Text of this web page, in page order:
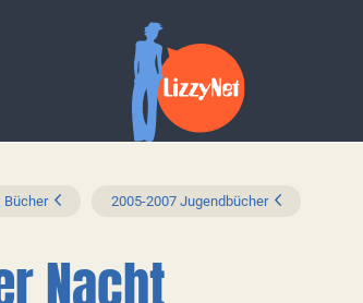
Bücher 2005-2007 Jugendbücher
Nacht